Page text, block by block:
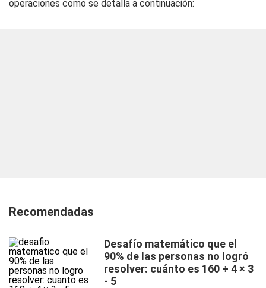
operaciones como se detalla a continuación:
Recomendadas
Desafío matemático que el
90% de las personas no logró
resolver: cuánto es 160 ÷ 4 × 3
- 5